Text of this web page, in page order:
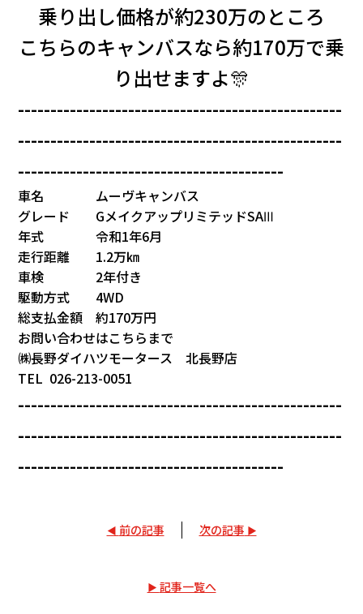
乗り出し価格が約230万のところ
こちらのキャンバスなら約170万で乗
り出せますよ🎊
--------------------------------------------------
--------------------------------------------------
-----------------------------------------
車名 ムーヴキャンバス
グレード GメイクアップリミテッドSAⅢ
年式 令和1年6月
走行距離 1.2万㎞
車検 2年付き
駆動方式 4WD
総支払金額 約170万円
お問い合わせはこちらまで
㈱長野ダイハツモータース 北長野店
TEL 026-213-0051
--------------------------------------------------
--------------------------------------------------
-----------------------------------------
前の記事 次の記事
記事一覧へ